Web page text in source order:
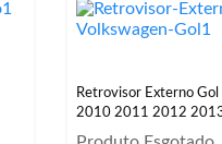
Retrovisor Externo
2010 2011 2012